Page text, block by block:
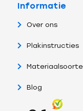
Informatie
Over ons
Plakinstructies
Blog